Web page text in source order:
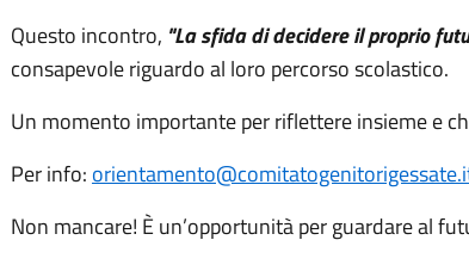
Questo incontro, "La sfida di decidere il proprio
consapevole riguardo al loro percorso scolastico.
Un momento importante per riflettere insieme e
Per info:
Non mancare! È un’opportunità per guardare al